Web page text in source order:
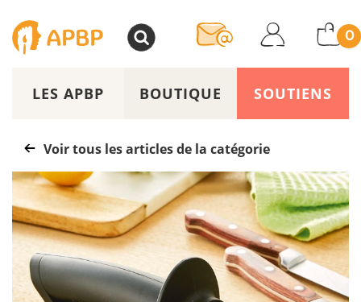
0
LES APBP BOUTIQUE SOUTIENS
Voir tous les articles de la catégorie